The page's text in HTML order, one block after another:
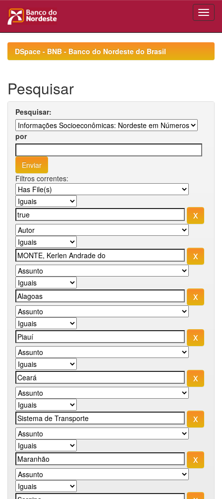
navigationDSpace - BNB - Banco do Nordeste do Brasil
Pesquisar
Pesquisar:
por
Filtros correntes: